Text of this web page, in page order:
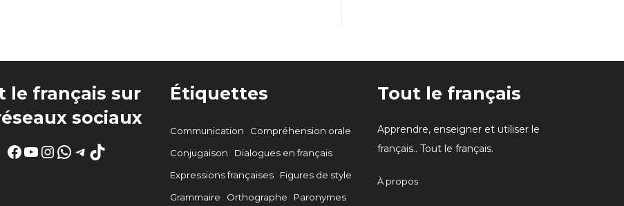
le français sur
sociaux
Facebook
YouTube
Instagram
WhatsApp
Telegram
TikTok
Étiquettes
Communication
Compréhension orale
Conjugaison
Dialogues en français
Expressions françaises
Figures de style
Grammaire
Orthographe
Paronymes
Tout le français
Apprendre, enseigner et utiliser le
français.. Tout le français.
À propos